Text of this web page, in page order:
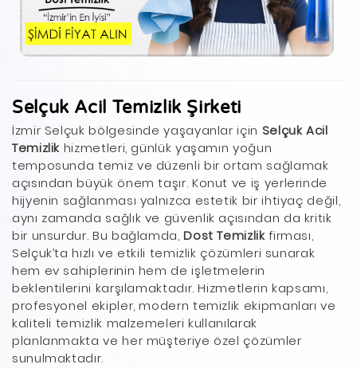
Selçuk Acil Temizlik Şirketi
İzmir Selçuk bölgesinde yaşayanlar için Selçuk Acil
Temizlik hizmetleri, günlük yaşamın yoğun
temposunda temiz ve düzenli bir ortam sağlamak
açısından büyük önem taşır. Konut ve iş yerlerinde
hijyenin sağlanması yalnızca estetik bir ihtiyaç değil,
aynı zamanda sağlık ve güvenlik açısından da kritik
bir unsurdur. Bu bağlamda,Dost Temizlikfirması,
Selçuk’ta hızlı ve etkili temizlik çözümleri sunarak
hem ev sahiplerinin hem de işletmelerin
beklentilerini karşılamaktadır. Hizmetlerin kapsamı,
profesyonel ekipler, modern temizlik ekipmanları ve
kaliteli temizlik malzemeleri kullanılarak
planlanmakta ve her müşteriye özel çözümler
sunulmaktadır.